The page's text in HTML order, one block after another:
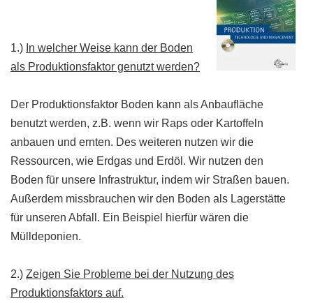
1.) In welcher Weise kann der Boden
als Produktionsfaktor genutzt werden?
Der Produktionsfaktor Boden kann als Anbaufläche
benutzt werden, z.B. wenn wir Raps oder Kartoffeln
anbauen und ernten. Des weiteren nutzen wir die
Ressourcen, wie Erdgas und Erdöl. Wir nutzen den
Boden für unsere Infrastruktur, indem wir Straßen bauen.
Außerdem missbrauchen wir den Boden als Lagerstätte
für unseren Abfall. Ein Beispiel hierfür wären die
Mülldeponien.
2.) Zeigen Sie Probleme bei der Nutzung des
Produktionsfaktors auf.